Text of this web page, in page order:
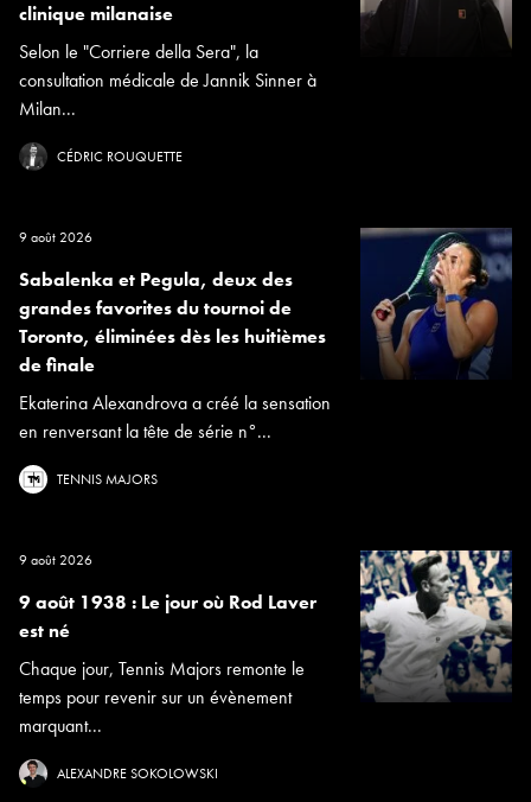
clinique milanaise
Selon le "Corriere della Sera", la
consultation médicale de Jannik Sinner à
Milan...
CÉDRIC ROUQUETTE
9 août 2026
Sabalenka et Pegula, deux des
grandes favorites du tournoi de
Toronto, éliminées dès les huitièmes
de finale
Ekaterina Alexandrova a créé la sensation
en renversant la tête de série n°...
TENNIS MAJORS
9 août 2026
9 août 1938 : Le jour où Rod Laver
est né
Chaque jour, Tennis Majors remonte le
temps pour revenir sur un évènement
marquant...
ALEXANDRE SOKOLOWSKI